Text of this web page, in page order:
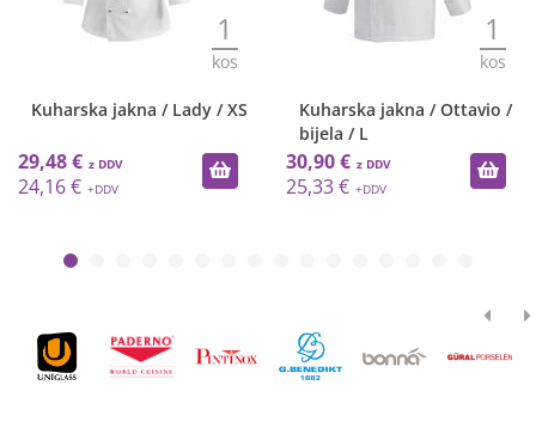
1
kos
Kuharska jakna / Lady / XS
29,48 €
24,16 €
1
kos
Kuharska jakna / Ottavio /
bijela / L
30,90 €
25,33 €